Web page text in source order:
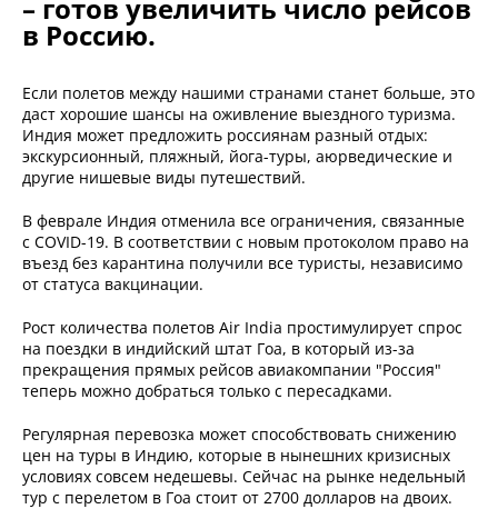
– готов увеличить число рейсов
в Россию.
Если полетов между нашими странами станет больше, это
даст хорошие шансы на оживление выездного туризма.
Индия может предложить россиянам разный отдых:
экскурсионный, пляжный, йога-туры, аюрведические и
другие нишевые виды путешествий.
В феврале Индия отменила все ограничения, связанные
с COVID-19. В соответствии с новым протоколом право на
въезд без карантина получили все туристы, независимо
от статуса вакцинации.
Рост количества полетов Air India простимулирует спрос
на поездки в индийский штат Гоа, в который из-за
прекращения прямых рейсов авиакомпании "Россия"
теперь можно добраться только с пересадками.
Регулярная перевозка может способствовать снижению
цен на туры в Индию, которые в нынешних кризисных
условиях совсем недешевы. Сейчас на рынке недельный
тур с перелетом в Гоа стоит от 2700 долларов на двоих.